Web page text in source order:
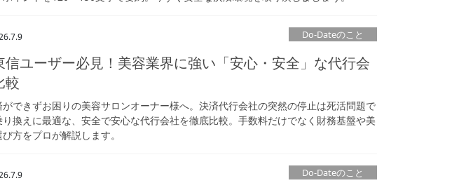
Do-Dateのこと
信ユーザー必見！美容業界に強い「安心・安全」な代行会
較
できずお困りの美容サロンオーナー様へ。決済代行会社の突然の停止は死活問題で
換えに最適な、安全で安心な代行会社を徹底比較。手数料だけでなく財務基盤や美
方をプロが解説します。
Do-Dateのこと